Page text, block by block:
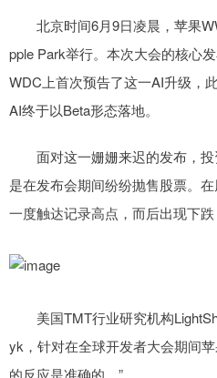
北京时间6月9日凌晨，苹果
pple Park举行。本次大会的核心
WDC上首次预告了这一AI升级，
AI终于以Beta形态落地。
面对这一姗姗来迟的发布，投
是在发布会期间纷纷抛售股票。
一度触达记录高点，而后出现下跌
美国TMT行业研究机构
yk，针对在全球开发者大会期间